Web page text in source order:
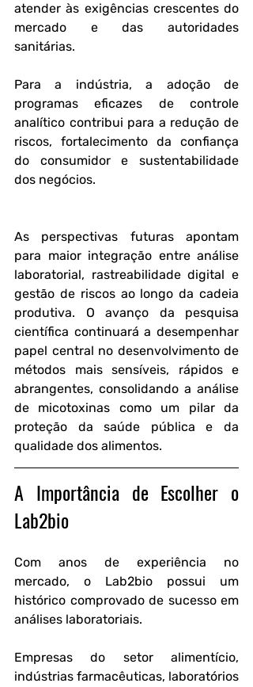
atender às exigências crescentes do
mercado e das autoridades
sanitárias.
Para a indústria, a adoção de
programas eficazes de controle
analítico contribui para a redução de
riscos, fortalecimento da confiança
do consumidor e sustentabilidade
dos negócios.
As perspectivas futuras apontam
para maior integração entre análise
laboratorial, rastreabilidade digital e
gestão de riscos ao longo da cadeia
produtiva. O avanço da pesquisa
científica continuará a desempenhar
papel central no desenvolvimento de
métodos mais sensíveis, rápidos e
abrangentes, consolidando a análise
de micotoxinas como um pilar da
proteção da saúde pública e da
qualidade dos alimentos.
A Importância de Escolher o
Lab2bio
Com anos de experiência no
mercado, o Lab2bio possui um
histórico comprovado de sucesso em
análises laboratoriais.
Empresas do setor alimentício,
indústrias farmacêuticas, laboratórios